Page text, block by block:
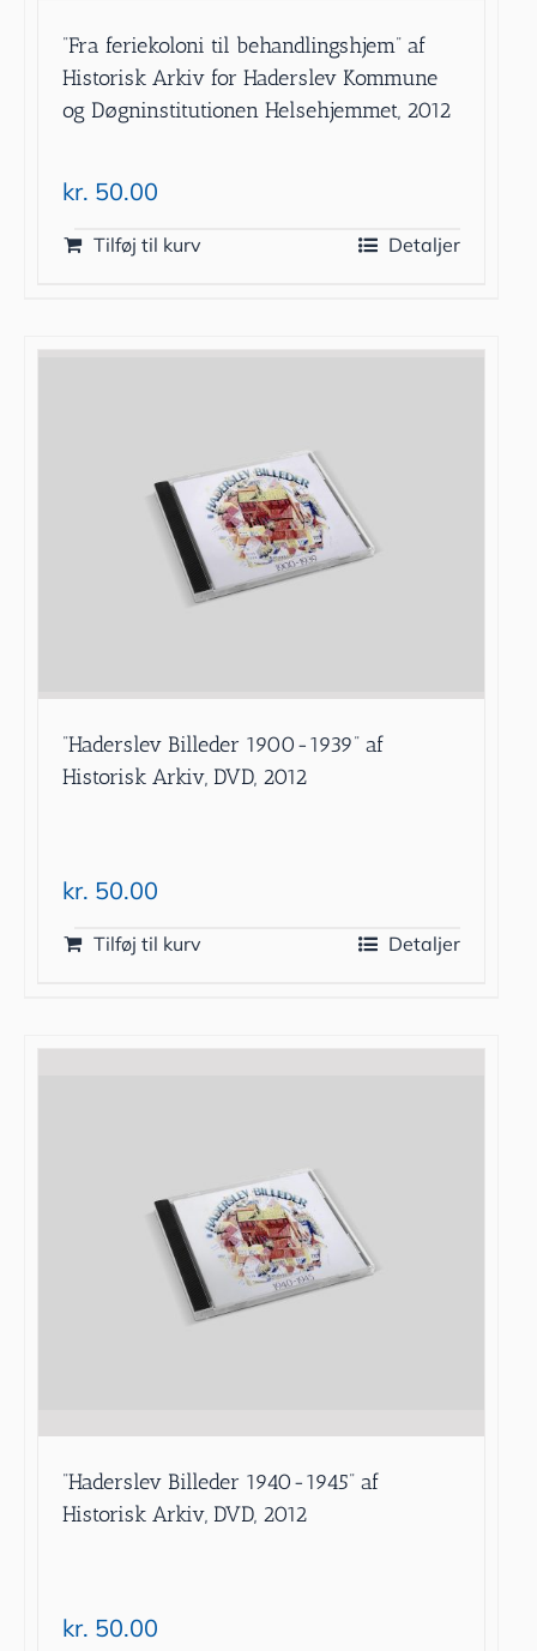
”Fra feriekoloni til behandlingshjem” af
Historisk Arkiv for Haderslev Kommune
og Døgninstitutionen Helsehjemmet, 2012
kr. 50.00
Tilføj til kurv Detaljer
”Haderslev Billeder 1900-1939” af
Historisk Arkiv, DVD, 2012
kr. 50.00
Tilføj til kurv Detaljer
”Haderslev Billeder 1940-1945” af
Historisk Arkiv, DVD, 2012
kr. 50.00